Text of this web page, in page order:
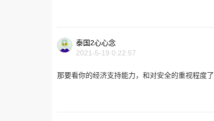
泰国2心心念
2021-5-19 0:22:57
那要看你的经济支持能力，和对安全的重视程度